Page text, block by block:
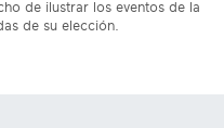
de ilustrar los eventos de la
de su elección.